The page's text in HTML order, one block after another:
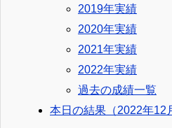
2019年実績
2020年実績
2021年実績
2022年実績
過去の成績一覧
本日の結果（2022年12